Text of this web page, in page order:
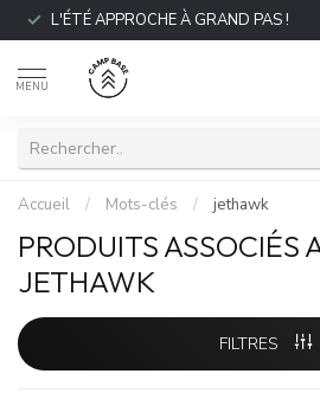
L'ÉTÉ APPROCHE À GRAND PAS !
MENU
Accueil / Mots-clés / jethawk
PRODUITS ASSOCIÉS
JETHAWK
FILTRES